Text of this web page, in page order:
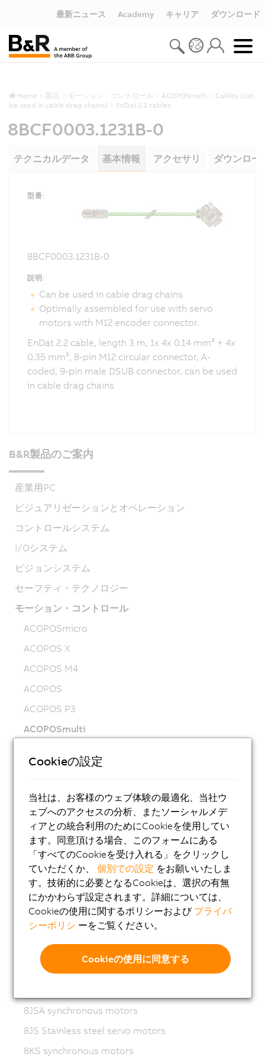
最新ニュース Academy キャリア ダウンロード
Home 製品 モーション・コントロール ACOPOSmulti
Cables (can
be used in cable drag chains)
EnDat 2.2 cables
8BCF0003.1231B-0
テクニカルデータ 基本情報 アクセサリ ダウンロー
型番:
8BCF0003.1231B-0
説明:
Can be used in cable drag chains
Optimally assembled for use with servo
motors with M12 encoder connector.
EnDat 2.2 cable, length 3 m, 1x 4x 0.14 mm² + 4x
0.35 mm², 8-pin M12 circular connector, A-
coded, 9-pin male DSUB connector, can be used
in cable drag chains
B&R製品のご案内
産業用PC
ビジュアリゼーションとオペレーション
コントロールシステム
I/Oシステム
ビジョンシステム
セーフティ・テクノロジー
モーション・コントロール
ACOPOSmicro
ACOPOS X
ACOPOS M4
ACOPOS
ACOPOS P3
ACOPOSmulti
ACOPOSmotor
8LS-4 synchronous motors
8MS-4 synchronous motors
ACOPOSmotor Compact
8WSA servo motors
8WSB gear motors
8LVA synchronous motors
8LVB gear motors
8LWA synchronous motors
8LS synchronous motors
8JSA synchronous motors
8JS Stainless steel servo motors
8KS synchronous motors
Cookieの設定
当社は、お客様のウェブ体験の最適化、当社ウ
ェブへのアクセスの分析、またソーシャルメデ
ィアとの統合利用のためにCookieを使用してい
ます。同意頂ける場合、このフォームにある
「すべてのCookieを受け入れる」をクリックし
ていただくか、個別での設定 をお願いいたしま
す。技術的に必要となるCookieは、選択の有無
にかかわらず設定されます。詳細については、
Cookieの使用に関するポリシーおよび プライバ
シーポリシ ーをご覧ください。
Cookieの使用に同意する